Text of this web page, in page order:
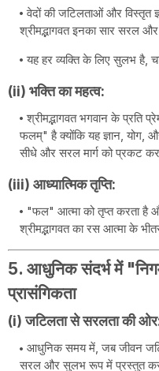
वेदों की जटिलताओं और विस्तृत
श्रीमद्भागवत इनका सार सरल
यह हर व्यक्ति के लिए सुलभ है,
(ii) भक्ति का महत्व:
श्रीमद्भागवत भगवान के प्रति
फलम्" है क्योंकि यह ज्ञान, योग,
सीधे और सरल मार्ग को प्रकट
(iii) आध्यात्मिक तृप्ति:
"फल" आत्मा को तृप्त करता है
श्रीमद्भागवत का रस आत्मा के
5. आधुनिक संदर्भ में
प्रासंगिकता
(i) जटिलता से सरलता की
आधुनिक समय में, जब जीवन
सरल और सुलभ रूप में प्रस्तुत